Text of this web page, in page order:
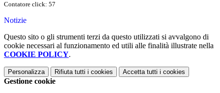
Contatore click: 57
Notizie
Questo sito o gli strumenti terzi da questo utilizzati si avvalgono di
cookie necessari al funzionamento ed utili alle finalità illustrate nella
COOKIE POLICY.
Personalizza Rifiuta tutti i cookies Accetta tutti i cookies
Gestione cookie